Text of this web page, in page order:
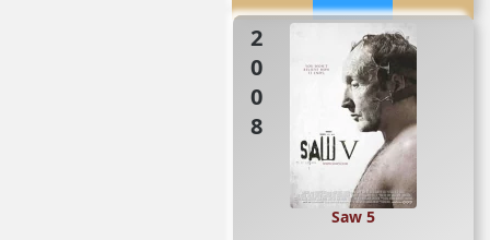
2008
Saw 5